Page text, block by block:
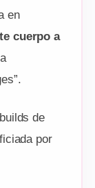
en
cuerpo a
de
por